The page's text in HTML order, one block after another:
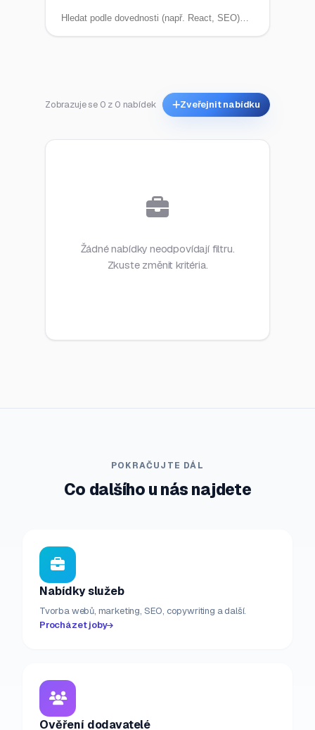
Zobrazuje se 0 z 0 nabídek Zveřejnit nabídku
Žádné nabídky neodpovídají filtru.
Zkuste změnit kritéria.
POKRAČUJTE DÁL
Co dalšího u nás najdete
Nabídky služeb
Tvorba webů, marketing, SEO, copywriting a další.
Procházet joby
Ověření dodavatelé